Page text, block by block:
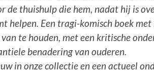
de thuishulp die hem, nadat hij is
helpen. Een tragi-komisch boek
te houden, met een kritische
benadering van ouderen.
in onze collectie en een actueel